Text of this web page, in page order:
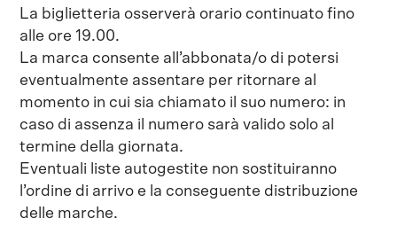
La biglietteria osserverà orario continuato fino
alle ore 19.00.
La marca consente all’abbonata/o di potersi
eventualmente assentare per ritornare al
momento in cui sia chiamato il suo numero: in
caso di assenza il numero sarà valido solo al
termine della giornata.
Eventuali liste autogestite non sostituiranno
l’ordine di arrivo e la conseguente distribuzione
delle marche.